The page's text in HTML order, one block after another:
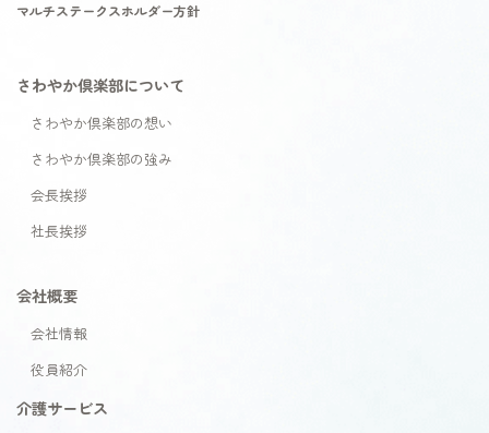
マルチステークスホルダー方針
さわやか倶楽部について
さわやか倶楽部の想い
さわやか倶楽部の強み
会長挨拶
社長挨拶
会社概要
会社情報
役員紹介
介護サービス